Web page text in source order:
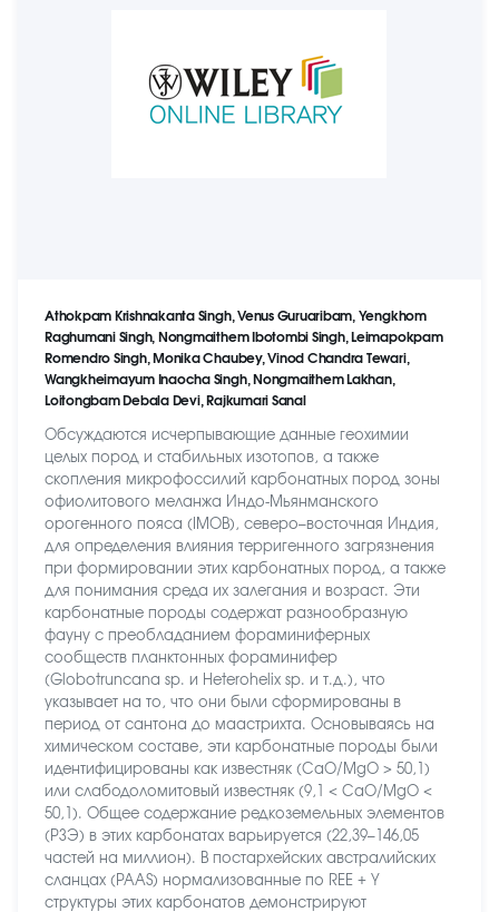
Athokpam Krishnakanta Singh, Venus Guruaribam, Yengkhom
Raghumani Singh, Nongmaithem Ibotombi Singh, Leimapokpam
Romendro Singh, Monika Chaubey, Vinod Chandra Tewari,
Wangkheimayum Inaocha Singh, Nongmaithem Lakhan,
Loitongbam Debala Devi, Rajkumari Sanal
Обсуждаются исчерпывающие данные геохимии
целых пород и стабильных изотопов, а также
скопления микрофоссилий карбонатных пород зоны
офиолитового меланжа Индо-Мьянманского
орогенного пояса (IMOB), северо–восточная Индия,
для определения влияния терригенного загрязнения
при формировании этих карбонатных пород, а также
для понимания среда их залегания и возраст. Эти
карбонатные породы содержат разнообразную
фауну с преобладанием фораминиферных
сообществ планктонных фораминифер
(Globotruncana sp. и Heterohelix sp. и т.д.), что
указывает на то, что они были сформированы в
период от сантона до маастрихта. Основываясь на
химическом составе, эти карбонатные породы были
идентифицированы как известняк (CaO/MgO > 50,1)
или слабодоломитовый известняк (9,1 < CaO/MgO <
50,1). Общее содержание редкоземельных элементов
(РЗЭ) в этих карбонатах варьируется (22,39–146,05
частей на миллион). В постархейских австралийских
сланцах (PAAS) нормализованные по REE + Y
структуры этих карбонатов демонстрируют